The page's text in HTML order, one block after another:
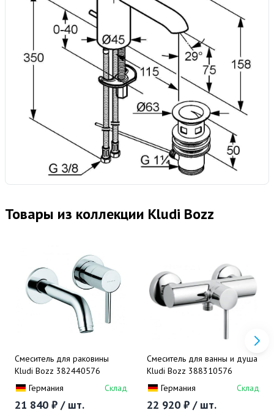
Товары из коллекции Kludi Bozz
Смеситель для раковины
Kludi Bozz 382440576
Германия
Склад
21 840 ₽ / шт.
Смеситель для ванны и душа
Kludi Bozz 388310576
Германия
Склад
22 920 ₽ / шт.